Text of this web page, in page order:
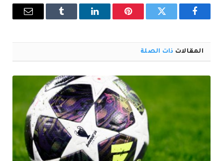
فيسبوك تويتر بينتيريستلينكدإن Tumblr
البريد
المقالات ذات الصلة